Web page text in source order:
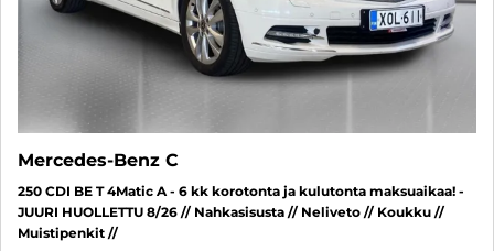
Mercedes-Benz C
250 CDI BE T 4Matic A - 6 kk korotonta ja kulutonta maksuaikaa! -
JUURI HUOLLETTU 8/26 // Nahkasisusta // Neliveto // Koukku //
Muistipenkit //